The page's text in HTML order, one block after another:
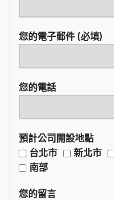
您的電子郵件 (必填)
您的電話
預計公司開設地點
台北市
新北市
南部
您的留言